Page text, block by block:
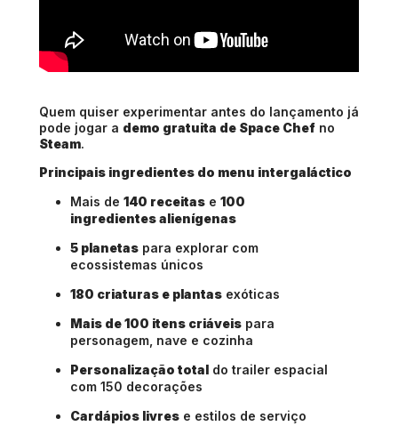
Quem quiser experimentar antes do lançamento já
pode jogar a demo gratuita de Space Chef no
Steam.
Principais ingredientes do menu intergaláctico
Mais de 140 receitas e 100
ingredientes alienígenas
5 planetas para explorar com
ecossistemas únicos
180 criaturas e plantas exóticas
Mais de 100 itens criáveis para
personagem, nave e cozinha
Personalização total do trailer espacial
com 150 decorações
Cardápios livres e estilos de serviço